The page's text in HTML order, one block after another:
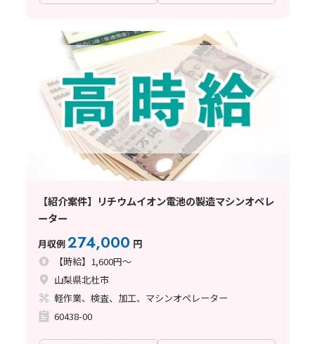
【紹介案件】リチウムイオン電池の製造マシンオペレ
ーター
月収例274,000 円
【時給】1,600円～
山梨県北杜市
軽作業、検査、加工、マシンオペレーター
60438-00